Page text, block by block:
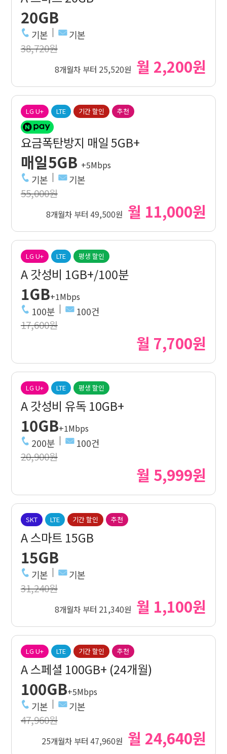
20GB
기본 기본
38,720원
8개월차 부터 25,520원 월 2,200원
LG U+ LTE 기간 할인 추천
요금폭탄방지 매일 5GB+
매일5GB +5Mbps
기본 기본
55,000원
8개월차 부터 49,500원 월 11,000원
LG U+ LTE 평생 할인
A 갓성비 1GB+/100분
1GB+1Mbps
100분 100건
17,600원
월 7,700원
LG U+ LTE 평생 할인
A 갓성비 유독 10GB+
10GB+1Mbps
200분 100건
20,900원
월 5,999원
SKT LTE 기간 할인 추천
A 스마트 15GB
15GB
기본 기본
31,240원
8개월차 부터 21,340원 월 1,100원
LG U+ LTE 기간 할인 추천
A 스페셜 100GB+ (24개월)
100GB+5Mbps
기본 기본
47,960원
25개월차 부터 47,960원 월 24,640원